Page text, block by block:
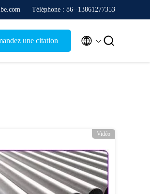
Téléphone : 86--13861277353
une citation  
Vidéo